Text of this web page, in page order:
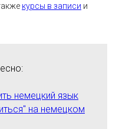
курсы в записи и
немецкий язык
на немецком